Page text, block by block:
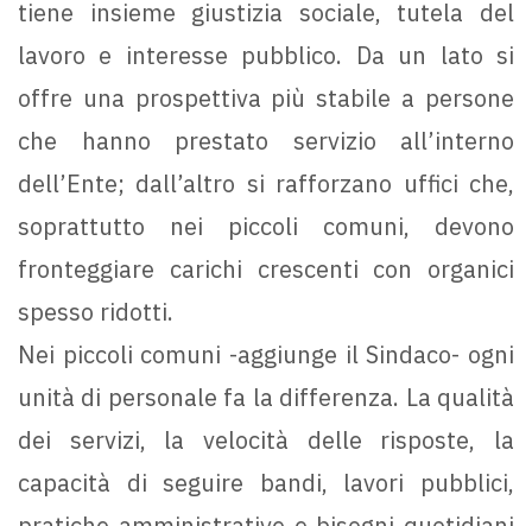
tiene insieme giustizia sociale, tutela del
lavoro e interesse pubblico. Da un lato si
offre una prospettiva più stabile a persone
che hanno prestato servizio all’interno
dell’Ente; dall’altro si rafforzano uffici che,
soprattutto nei piccoli comuni, devono
fronteggiare carichi crescenti con organici
spesso ridotti.
Nei piccoli comuni -aggiunge il Sindaco- ogni
unità di personale fa la differenza. La qualità
dei servizi, la velocità delle risposte, la
capacità di seguire bandi, lavori pubblici,